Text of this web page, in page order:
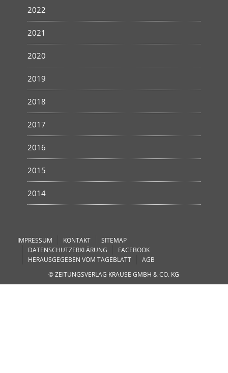
2022
2021
2020
2019
2018
2017
2016
2015
2014
IMPRESSUM KONTAKT
SITEMAP
DATENSCHUTZERKLÄRUNG
FACEBOOK
HERAUSGEGEBEN VOM TAGEBLATT
AGB
© ZEITUNGSVERLAG KRAUSE GMBH & CO. KG